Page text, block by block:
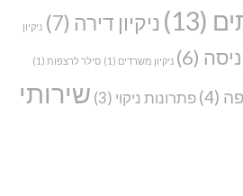
(13) ניקיון דירה (7) ניקיון
(6) ניקיון משרדים (1) סילר לרצפות (1)
(4) פתרונות ניקוי (3)
שירותי